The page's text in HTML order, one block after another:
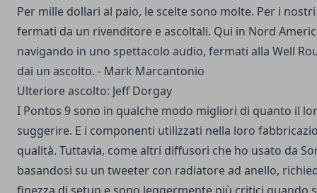
Per mille dollari al paio, le scelte sono molte. Per i
fermati da un rivenditore e ascoltali. Qui in Nord
navigando in uno spettacolo audio, fermati alla Well
dai un ascolto. - Mark Marcantonio
Ulteriore ascolto: Jeff Dorgay
I Pontos 9 sono in qualche modo migliori di quanto il
suggerire. E i componenti utilizzati nella loro
qualità. Tuttavia, come altri diffusori che ho usato da
basandosi su un tweeter con radiatore ad anello,